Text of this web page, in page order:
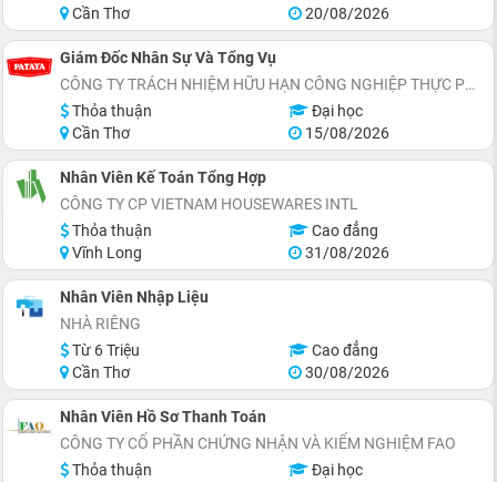
Cần Thơ
20/08/2026
Giám Đốc Nhân Sự Và Tổng Vụ
CÔNG TY TRÁCH NHIỆM HỮU HẠN CÔNG NGHIỆP THỰC PHẨM PATAYA (VIỆT NAM)
Thỏa thuận
Đại học
Cần Thơ
15/08/2026
Nhân Viên Kế Toán Tổng Hợp
CÔNG TY CP VIETNAM HOUSEWARES INTL
Thỏa thuận
Cao đẳng
Vĩnh Long
31/08/2026
Nhân Viên Nhập Liệu
NHÀ RIÊNG
Từ 6 Triệu
Cao đẳng
Cần Thơ
30/08/2026
Nhân Viên Hồ Sơ Thanh Toán
CÔNG TY CỔ PHẦN CHỨNG NHẬN VÀ KIỂM NGHIỆM FAO
Thỏa thuận
Đại học